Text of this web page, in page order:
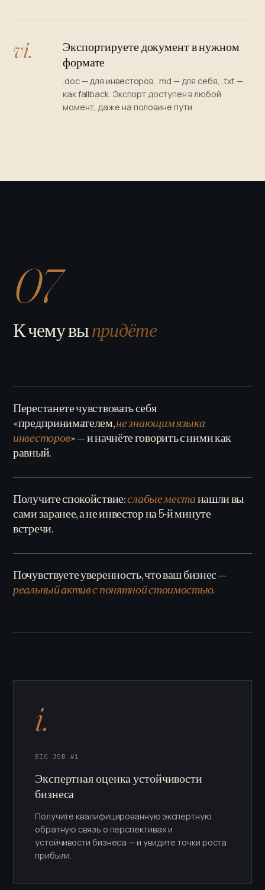
vi.
Экспортируете документ в нужном
формате
.doc — для инвесторов, .md — для себя, .txt —
как fallback. Экспорт доступен в любой
момент, даже на половине пути.
07
К чему выпридёте
Перестанете чувствовать себя
«предпринимателем,не знающим языка
инвесторов» — и начнёте говорить с ними как
равный.
Получите спокойствие:слабые местанашли вы
сами заранее, а не инвестор на 5-й минуте
встречи.
Почувствуете уверенность, что ваш бизнес —
реальный актив с понятной стоимостью.
i.
BIG JOB #1
Экспертная оценка устойчивости
бизнеса
Получите квалифицированную экспертную
обратную связь о перспективах и
устойчивости бизнеса — и увидите точки роста
прибыли.